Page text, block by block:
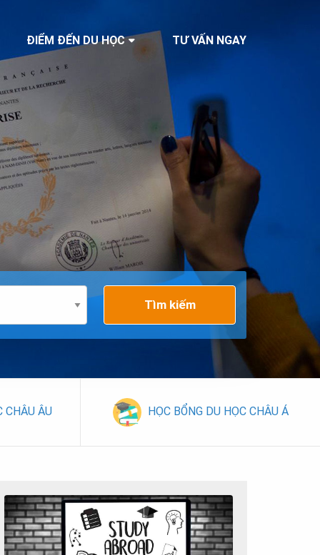
ĐIỂM ĐẾN DU HỌC TƯ VẤN NGAY
Tìm kiếm
CHÂU ÂU HỌC BỔNG DU HỌC CHÂU Á